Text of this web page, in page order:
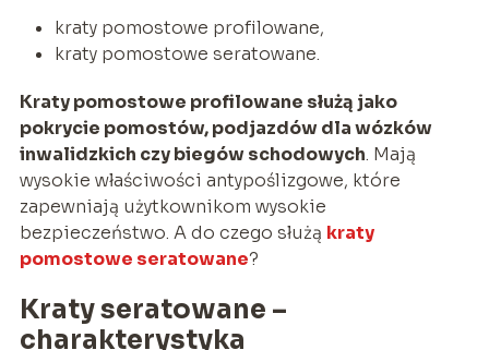
kraty pomostowe profilowane,
kraty pomostowe seratowane.
Kraty pomostowe profilowane służą jako
pokrycie pomostów, podjazdów dla wózków
inwalidzkich czy biegów schodowych. Mają
wysokie właściwości antypoślizgowe, które
zapewniają użytkownikom wysokie
bezpieczeństwo. A do czego służą kraty
pomostowe seratowane?
Kraty seratowane –
charakterystyka